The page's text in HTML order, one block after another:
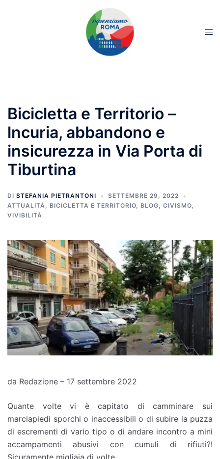
Bicicletta e Territorio –
lncuria, abbandono e
insicurezza in Via Porta di
Tiburtina
DI STEFANIA PIETRANTONI
SETTEMBRE 29, 2022
ATTUALITÀ, BICICLETTA E TERRITORIO, BLOG, CIVISMO,
VIVIBILITÀ
da Redazione – 17 settembre 2022
Quante volte vi è capitato di camminare sui
marciapiedi sporchi o inaccessibili o di subire la puzza
di escrementi di vario tipo o di andare incontro a mini
accampamenti abusivi con cumuli di rifiuti?!